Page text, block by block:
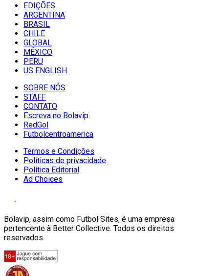
EDIÇÕES
ARGENTINA
BRASIL
CHILE
GLOBAL
MÉXICO
PERU
US ENGLISH
SOBRE NÓS
STAFF
CONTATO
Escreva no Bolavip
RedGol
Futbolcentroamerica
Termos e Condições
Políticas de privacidade
Política Editorial
Ad Choices
Bolavip, assim como Futbol Sites, é uma empresa
pertencente à Better Collective. Todos os direitos
reservados.